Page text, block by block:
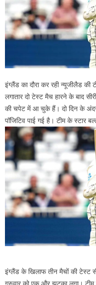
इंग्लैंड का दौरा कर रही न्यूजीलैड की
लगातार दो टेस्ट मैच हारने के बाद
की चपेट में आ चुके हैं। दो दिन के अंदर
पॉजिटिव पाई गई है। टीम के स्टार
इंग्लैंड के खिलाफ तीन मैचों की टेस्ट